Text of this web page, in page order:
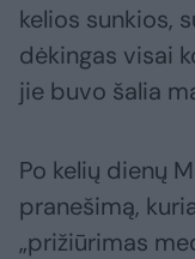
kelios sunkios,
dėkingas visai
jie buvo šalia
Po kelių dienų
pranešimą,
„prižiūrimas